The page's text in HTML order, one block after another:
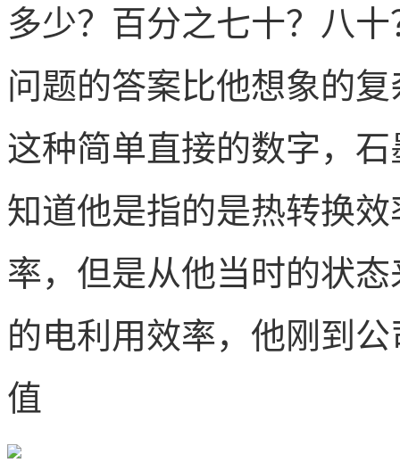
多少？百分之七十？八
问题的答案比他想象的
这种简单直接的数字，
知道他是指的是热转换
率，但是从他当时的状
的电利用效率，他刚到
值